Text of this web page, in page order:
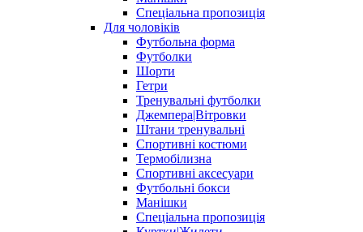
Спеціальна пропозиція
Для чоловіків
Футбольна форма
Футболки
Шорти
Гетри
Тренувальні футболки
Джемпера|Вітровки
Штани тренувальні
Спортивні костюми
Термобілизна
Спортивні аксесуари
Футбольні бокси
Манішки
Спеціальна пропозиція